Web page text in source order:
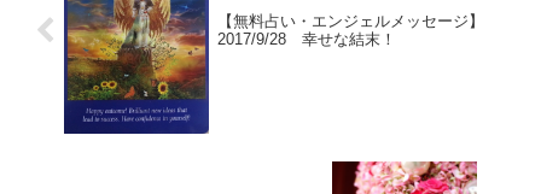
【無料占い・エンジェルメッセージ】
2017/9/28 幸せな結末！